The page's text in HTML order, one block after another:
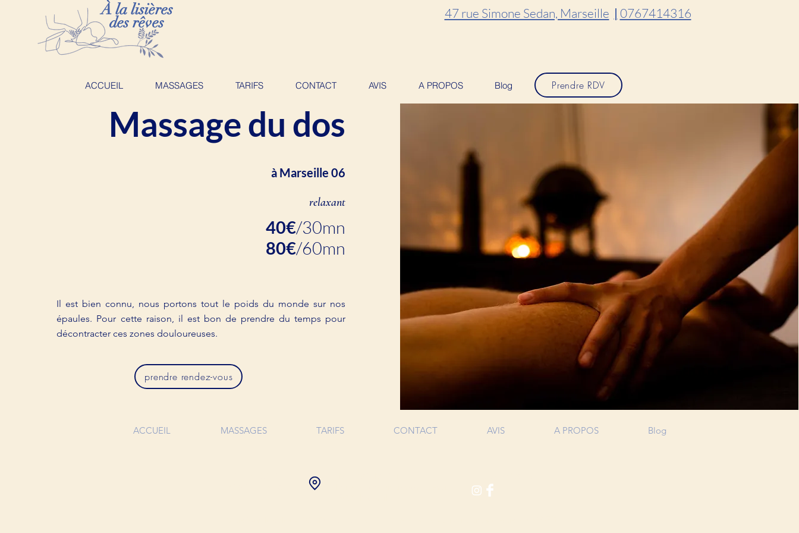
À la lisières
des rêves 47 rue Simone Sedan, Marseille | 0767414316
ACCUEIL MASSAGES TARIFS CONTACT AVIS A PROPOS Blog Prendre RDV
Massage du dos
à Marseille 06
relaxant
40€/30mn
80€/60mn
Il est bien connu, nous portons tout le poids du monde sur nos
épaules. Pour cette raison, il est bon de prendre du temps pour
décontracter ces zones douloureuses.
prendre rendez-vous
ACCUEIL MASSAGES TARIFS CONTACT AVIS A PROPOS Blog